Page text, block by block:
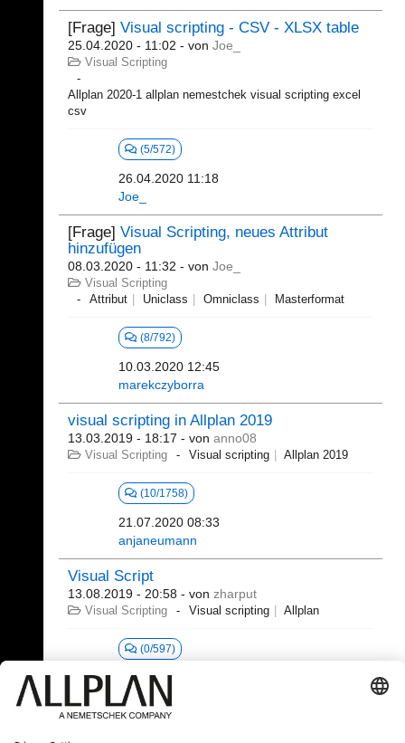
[Frage] Visual scripting - CSV - XLSX table
25.04.2020 - 11:02 - von Joe_
Visual Scripting
Allplan 2020-1 allplan nemestchek visual scripting excel
csv
(5/572)
26.04.2020 11:18
Joe_
[Frage] Visual Scripting, neues Attribut
hinzufügen
08.03.2020 - 11:32 - von Joe_
Visual Scripting
Attribut
Uniclass Omniclass Masterformat
(8/792)
10.03.2020 12:45
marekczyborra
visual scripting in Allplan 2019
13.03.2019 - 18:17 - von anno08
Visual Scripting Visual scripting Allplan 2019
(10/1758)
21.07.2020 08:33
anjaneumann
Visual Script
13.08.2019 - 20:58 - von zharput
Visual Scripting Visual scripting Allplan
(0/597)
381 - 392 (392)